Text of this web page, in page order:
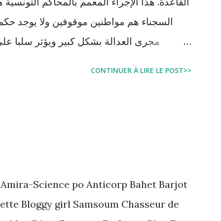
السجناء هم مواطنين موقوفين ولا يوجد
مجرى العدالة بشكل كبير ويؤثر سلبا
tunisien au regard des Lignes
CONTINUER À LIRE LE POST>>
Science po Anticorp Bahet Barjot
Bloggy girl Samsoum Chasseur de